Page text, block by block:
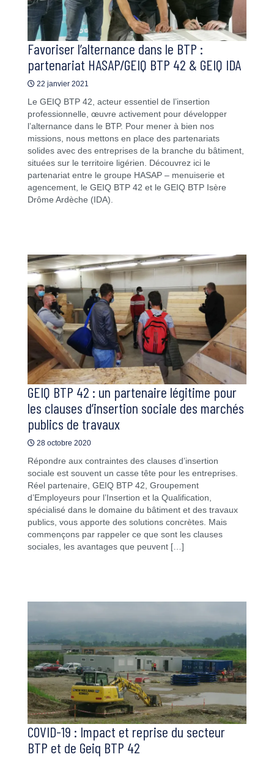
Favoriser l’alternance dans le BTP :
partenariat HASAP/GEIQ BTP 42 & GEIQ IDA
22 janvier 2021
Le GEIQ BTP 42, acteur essentiel de l’insertion
professionnelle, œuvre activement pour développer
l’alternance dans le BTP. Pour mener à bien nos
missions, nous mettons en place des partenariats
solides avec des entreprises de la branche du bâtiment,
situées sur le territoire ligérien. Découvrez ici le
partenariat entre le groupe HASAP – menuiserie et
agencement, le GEIQ BTP 42 et le GEIQ BTP Isère
Drôme Ardèche (IDA).
GEIQ BTP 42 : un partenaire légitime pour
les clauses d’insertion sociale des marchés
publics de travaux
28 octobre 2020
Répondre aux contraintes des clauses d’insertion
sociale est souvent un casse tête pour les entreprises.
Réel partenaire, GEIQ BTP 42, Groupement
d’Employeurs pour l’Insertion et la Qualification,
spécialisé dans le domaine du bâtiment et des travaux
publics, vous apporte des solutions concrètes. Mais
commençons par rappeler ce que sont les clauses
sociales, les avantages que peuvent […]
COVID-19 : Impact et reprise du secteur
BTP et de Geiq BTP 42